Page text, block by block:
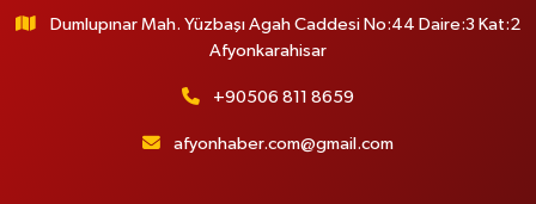
Dumlupınar Mah. Yüzbaşı Agah Caddesi No:44 Daire:3 Kat:2
Afyonkarahisar
+90506 811 8659
afyonhaber.com@gmail.com